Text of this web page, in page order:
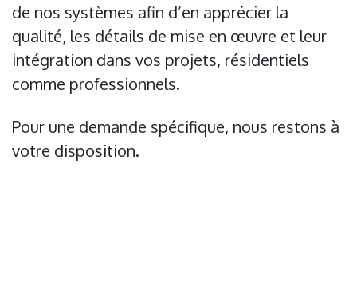
de nos systèmes afin d’en apprécier la
qualité, les détails de mise en œuvre et leur
intégration dans vos projets, résidentiels
comme professionnels.
Pour une demande spécifique, nous restons à
votre disposition. ​